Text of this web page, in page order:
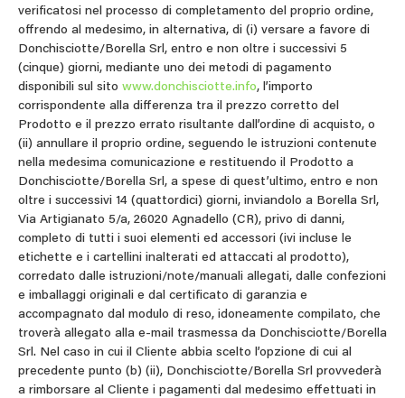
verificatosi nel processo di completamento del proprio ordine,
offrendo al medesimo, in alternativa, di (i) versare a favore di
Donchisciotte/Borella Srl, entro e non oltre i successivi 5
(cinque) giorni, mediante uno dei metodi di pagamento
disponibili sul sito www.donchisciotte.info, l’importo
corrispondente alla differenza tra il prezzo corretto del
Prodotto e il prezzo errato risultante dall’ordine di acquisto, o
(ii) annullare il proprio ordine, seguendo le istruzioni contenute
nella medesima comunicazione e restituendo il Prodotto a
Donchisciotte/Borella Srl, a spese di quest’ultimo, entro e non
oltre i successivi 14 (quattordici) giorni, inviandolo a Borella Srl,
Via Artigianato 5/a, 26020 Agnadello (CR), privo di danni,
completo di tutti i suoi elementi ed accessori (ivi incluse le
etichette e i cartellini inalterati ed attaccati al prodotto),
corredato dalle istruzioni/note/manuali allegati, dalle confezioni
e imballaggi originali e dal certificato di garanzia e
accompagnato dal modulo di reso, idoneamente compilato, che
troverà allegato alla e-mail trasmessa da Donchisciotte/Borella
Srl. Nel caso in cui il Cliente abbia scelto l’opzione di cui al
precedente punto (b) (ii), Donchisciotte/Borella Srl provvederà
a rimborsare al Cliente i pagamenti dal medesimo effettuati in